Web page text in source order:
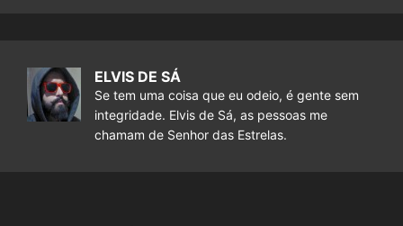
ELVIS DE SÁ
Se tem uma coisa que eu odeio, é gente sem
integridade. Elvis de Sá, as pessoas me
chamam de Senhor das Estrelas.